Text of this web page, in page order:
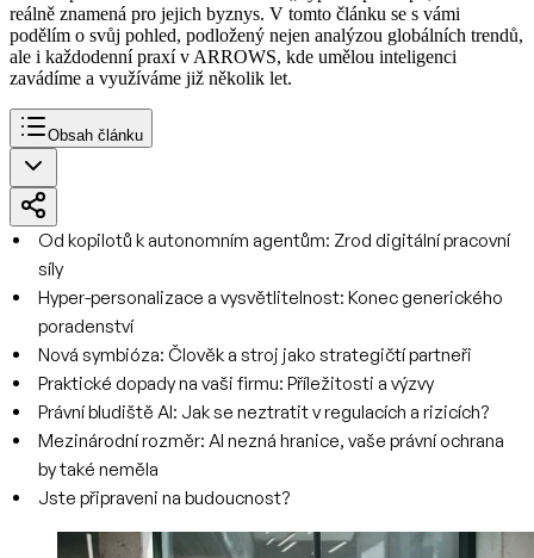
reálně znamená pro jejich byznys. V tomto článku se s vámi
podělím o svůj pohled, podložený nejen analýzou globálních trendů,
ale i každodenní praxí v ARROWS, kde umělou inteligenci
zavádíme a využíváme již několik let.
Obsah článku
Od kopilotů k autonomním agentům: Zrod digitální pracovní
síly
Hyper-personalizace a vysvětlitelnost: Konec generického
poradenství
Nová symbióza: Člověk a stroj jako strategičtí partneři
Praktické dopady na vaši firmu: Příležitosti a výzvy
Právní bludiště AI: Jak se neztratit v regulacích a rizicích?
Mezinárodní rozměr: AI nezná hranice, vaše právní ochrana
by také neměla
Jste připraveni na budoucnost?